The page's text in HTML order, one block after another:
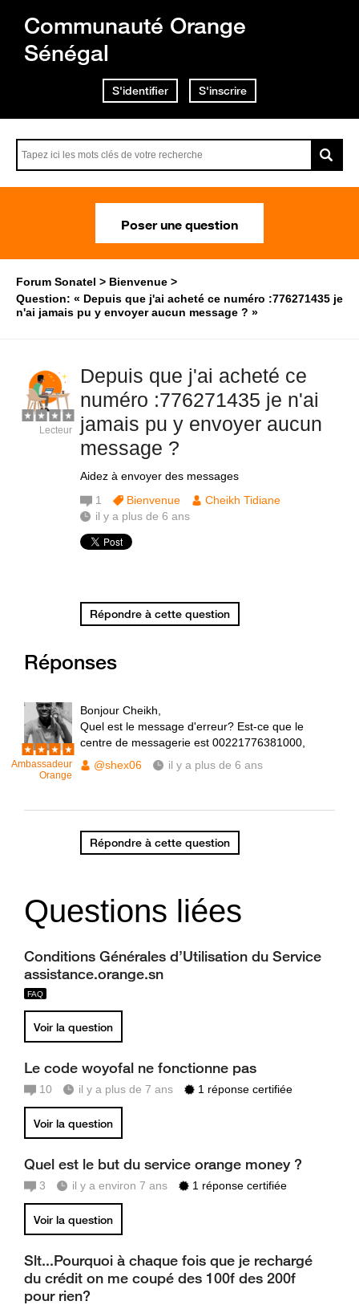
Communauté Orange
Sénégal
S'identifier S'inscrire
Poser une question
Forum Sonatel
Bienvenue
Question: « Depuis que j'ai acheté ce numéro :776271435 je
n'ai jamais pu y envoyer aucun message ? »
Depuis que j'ai acheté ce
numéro :776271435 je n'ai
jamais pu y envoyer aucun
message ?
Aidez à envoyer des messages
Lecteur
1 Bienvenue
Cheikh Tidiane
il y a plus de 6 ans
Répondre à cette question
Réponses
Ambassadeur
Orange
Bonjour Cheikh,
Quel est le message d'erreur? Est-ce que le
centre de messagerie est 00221776381000,
@shex06
il y a plus de 6 ans
Répondre à cette question
Questions liées
Conditions Générales d’Utilisation du Service
assistance.orange.sn
Voir la question
Le code woyofal ne fonctionne pas
10 il y a plus de 7 ans 1 réponse certifiée
Voir la question
Quel est le but du service orange money ?
3 il y a environ 7 ans 1 réponse certifiée
Voir la question
Slt...Pourquoi à chaque fois que je rechargé
du crédit on me coupé des 100f des 200f
pour rien?